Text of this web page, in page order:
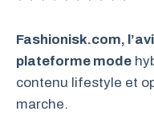
Fashionisk.com,
plateforme mode
contenu lifestyle et
marche.